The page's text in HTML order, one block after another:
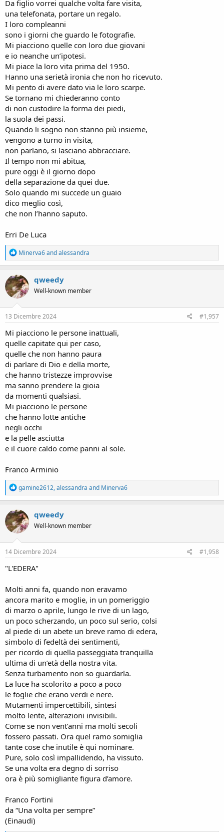
Da figlio vorrei qualche volta fare visita,
una telefonata, portare un regalo.
I loro compleanni
sono i giorni che guardo le fotografie.
Mi piacciono quelle con loro due giovani
e io neanche un’ipotesi.
Mi piace la loro vita prima del 1950.
Hanno una serietà ironia che non ho ricevuto.
Mi pento di avere dato via le loro scarpe.
Se tornano mi chiederanno conto
di non custodire la forma dei piedi,
la suola dei passi.
Quando li sogno non stanno più insieme,
vengono a turno in visita,
non parlano, si lasciano abbracciare.
Il tempo non mi abitua,
pure oggi è il giorno dopo
della separazione da quei due.
Solo quando mi succede un guaio
dico meglio così,
che non l’hanno saputo.
Erri De Luca
R
e
a
c
t
i
o
n
s
Minerva6andalessandra
qweedy
Well-known member
13 Dicembre 2024 #1,957
Mi piacciono le persone inattuali,
quelle capitate qui per caso,
quelle che non hanno paura
di parlare di Dio e della morte,
che hanno tristezze improvvise
ma sanno prendere la gioia
da momenti qualsiasi.
Mi piacciono le persone
che hanno lotte antiche
negli occhi
e la pelle asciutta
e il cuore caldo come panni al sole.
Franco Arminio
R
e
a
c
t
i
o
n
s
gamine2612,alessandra and Minerva6
qweedy
Well-known member
14 Dicembre 2024 #1,958
"L'EDERA"
Molti anni fa, quando non eravamo
ancora marito e moglie, in un pomeriggio
di marzo o aprile, lungo le rive di un lago,
un poco scherzando, un poco sul serio, colsi
al piede di un abete un breve ramo di edera,
simbolo di fedeltà dei sentimenti,
per ricordo di quella passeggiata tranquilla
ultima di un’età della nostra vita.
Senza turbamento non so guardarla.
La luce ha scolorito a poco a poco
le foglie che erano verdi e nere.
Mutamenti impercettibili, sintesi
molto lente, alterazioni invisibili.
Come se non vent’anni ma molti secoli
fossero passati. Ora quel ramo somiglia
tante cose che inutile è qui nominare.
Pure, solo così impallidendo, ha vissuto.
Se una volta era degno di sorriso
ora è più somigliante figura d’amore.
Franco Fortini
da “Una volta per sempre”
(Einaudi)